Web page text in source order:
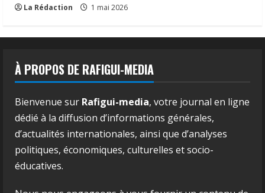
La Rédaction 1 mai 2026
À PROPOS DE RAFIGUI-MEDIA
Bienvenue sur Rafigui-media, votre journal en ligne
dédié à la diffusion d’informations générales,
d’actualités internationales, ainsi que d’analyses
politiques, économiques, culturelles et socio-
éducatives.